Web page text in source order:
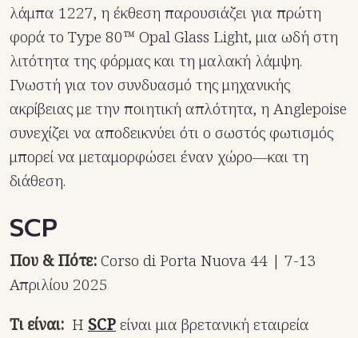
λάμπα 1227, η έκθεση παρουσιάζει για πρώτη
φορά το Type 80™ Opal Glass Light, μια ωδή στη
λιτότητα της φόρμας και τη μαλακή λάμψη.
Γνωστή για τον συνδυασμό της μηχανικής
ακρίβειας με την ποιητική απλότητα, η Anglepoise
συνεχίζει να αποδεικνύει ότι ο σωστός φωτισμός
μπορεί να μεταμορφώσει έναν χώρο—και τη
διάθεση.
SCP
Που & Πότε:Corso di Porta Nuova 44 | 7-13
Απριλίου 2025
Τι είναι: Η SCPείναι μια βρετανική εταιρεία